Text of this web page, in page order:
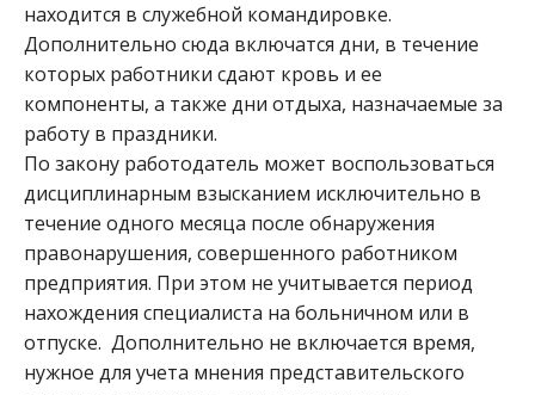
находится в служебной командировке.
Дополнительно сюда включатся дни, в течение
которых работники сдают кровь и ее
компоненты, а также дни отдыха, назначаемые за
работу в праздники.
По закону работодатель может воспользоваться
дисциплинарным взысканием исключительно в
течение одного месяца после обнаружения
правонарушения, совершенного работником
предприятия. При этом не учитывается период
нахождения специалиста на больничном или в
отпуске. Дополнительно не включается время,
нужное для учета мнения представительского